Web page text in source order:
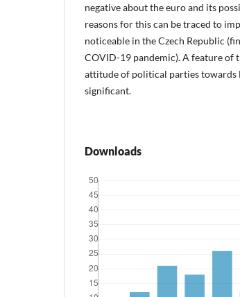
negative about the euro and its
reasons for this can be traced to
noticeable in the Czech Republic
COVID-19 pandemic). A feature of
attitude of political parties towards
significant.
Downloads